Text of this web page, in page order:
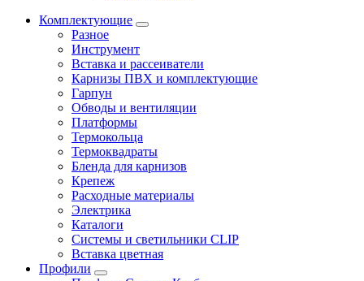
Комплектующие
Разное
Инструмент
Вставка и рассеиватели
Карнизы ПВХ и комплектующие
Гарпун
Обводы и вентиляции
Платформы
Термокольца
Термоквадраты
Бленда для карнизов
Крепеж
Расходные материалы
Электрика
Каталоги
Системы и светильники CLIP
Вставка цветная
Профили